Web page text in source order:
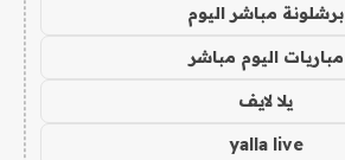
برشلونة مباشر اليوم
مباريات اليوم مباشر
يلا لايف
yalla live